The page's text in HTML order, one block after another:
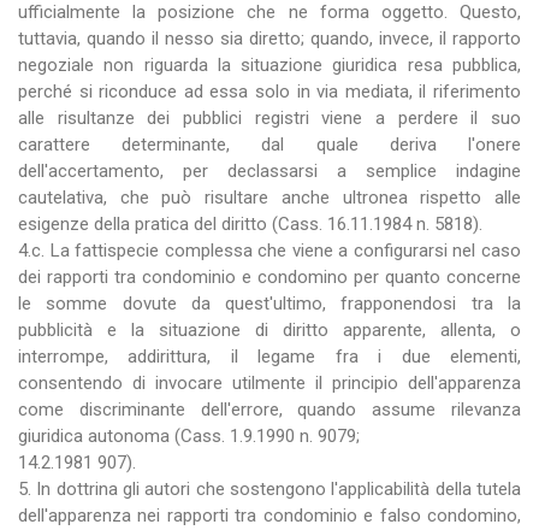
ufficialmente la posizione che ne forma oggetto. Questo,
tuttavia, quando il nesso sia diretto; quando, invece, il rapporto
negoziale non riguarda la situazione giuridica resa pubblica,
perché si riconduce ad essa solo in via mediata, il riferimento
alle risultanze dei pubblici registri viene a perdere il suo
carattere determinante, dal quale deriva l'onere
dell'accertamento, per declassarsi a semplice indagine
cautelativa, che può risultare anche ultronea rispetto alle
esigenze della pratica del diritto (Cass. 16.11.1984 n. 5818).
4.c. La fattispecie complessa che viene a configurarsi nel caso
dei rapporti tra condominio e condomino per quanto concerne
le somme dovute da quest'ultimo, frapponendosi tra la
pubblicità e la situazione di diritto apparente, allenta, o
interrompe, addirittura, il legame fra i due elementi,
consentendo di invocare utilmente il principio dell'apparenza
come discriminante dell'errore, quando assume rilevanza
giuridica autonoma (Cass. 1.9.1990 n. 9079;
14.2.1981 907).
5. In dottrina gli autori che sostengono l'applicabilità della tutela
dell'apparenza nei rapporti tra condominio e falso condomino,